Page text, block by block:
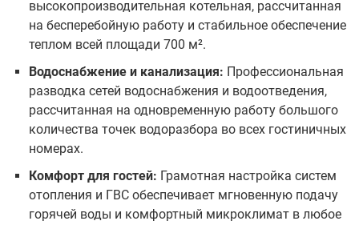
высокопроизводительная котельная, рассчитанная
на бесперебойную работу и стабильное обеспечение
теплом всей площади 700 м².
Водоснабжение и канализация: Профессиональная
разводка сетей водоснабжения и водоотведения,
рассчитанная на одновременную работу большого
количества точек водоразбора во всех гостиничных
номерах.
Комфорт для гостей: Грамотная настройка систем
отопления и ГВС обеспечивает мгновенную подачу
горячей воды и комфортный микроклимат в любое